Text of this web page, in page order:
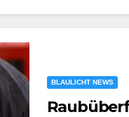
BLAULICHT NEWS